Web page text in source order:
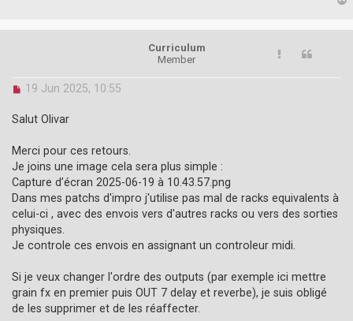
Curriculum
Member
U
r
d
p
o
s
t
19 Jun 2025, 10:55
Salut Olivar
Merci pour ces retours.
Je joins une image cela sera plus simple :
Capture d’écran 2025-06-19 à 10.43.57.png
Dans mes patchs d'impro j'utilise pas mal de racks equivalents à
celui-ci , avec des envois vers d'autres racks ou vers des sorties
physiques.
Je controle ces envois en assignant un controleur midi.
Si je veux changer l'ordre des outputs (par exemple ici mettre
grain fx en premier puis OUT 7 delay et reverbe), je suis obligé
de les supprimer et de les réaffecter.